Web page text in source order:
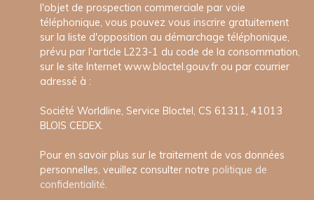
l'objet de prospection commerciale par voie
téléphonique, vous pouvez vous inscrire gratuitement
sur la liste d'opposition au démarchage téléphonique,
prévu par l'article L223-1 du code de la consommation,
sur le site Internet www.bloctel.gouv.fr ou par courrier
adressé à :
Société Worldline, Service Bloctel, CS 61311, 41013
BLOIS CEDEX.
Pour en savoir plus sur le traitement de vos données
personnelles, veuillez consulter notre politique de
confidentialité.